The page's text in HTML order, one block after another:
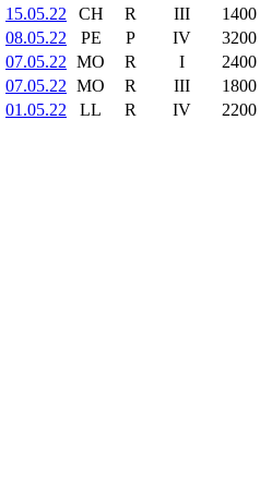
15.05.22
CH R III 1400
08.05.22
PE P IV 3200
07.05.22 MO R I 2400
07.05.22 MO R III 1800
01.05.22
LL R IV 2200